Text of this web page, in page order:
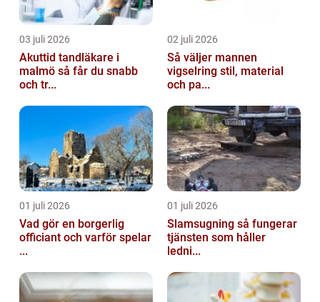
03 juli 2026
Akuttid tandläkare i
malmö så får du snabb
och tr...
02 juli 2026
Så väljer mannen
vigselring stil, material
och pa...
01 juli 2026
Vad gör en borgerlig
officiant och varför spelar
...
01 juli 2026
Slamsugning så fungerar
tjänsten som håller
ledni...